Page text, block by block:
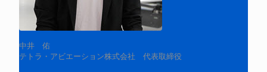
中井 佑
テトラ・アビエーション株式会社 代表取締役